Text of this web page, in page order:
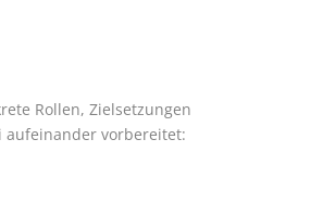
Rollen, Zielsetzungen
aufeinander vorbereitet: